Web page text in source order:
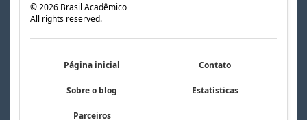
©2026 Brasil Acadêmico
All rights reserved.
Página inicial Contato
Sobre o blog Estatísticas
Parceiros